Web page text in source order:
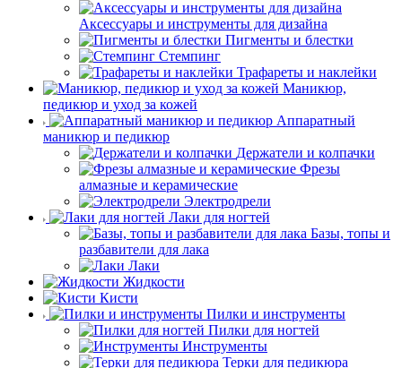
Аксессуары и инструменты для дизайна
Пигменты и блестки
Стемпинг
Трафареты и наклейки
Маникюр,
педикюр и уход за кожей
Аппаратный
маникюр и педикюр
Держатели и колпачки
Фрезы
алмазные и керамические
Электродрели
Лаки для ногтей
Базы, топы и
разбавители для лака
Лаки
Жидкости
Кисти
Пилки и инструменты
Пилки для ногтей
Инструменты
Терки для педикюра